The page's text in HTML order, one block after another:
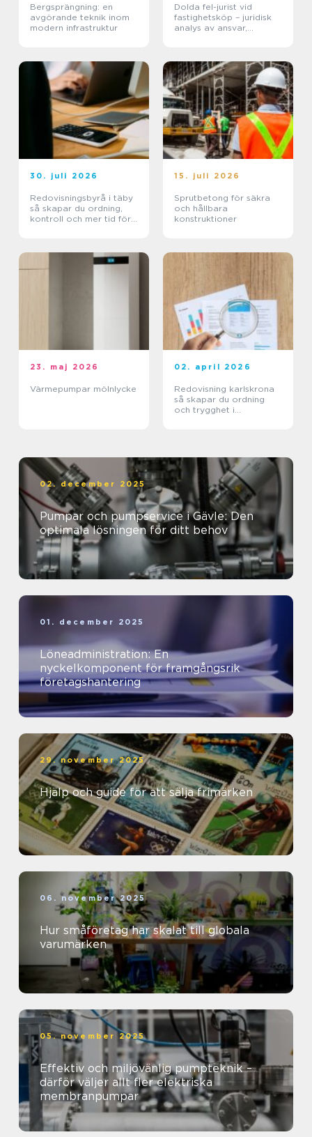
Bergsprängning: en
avgörande teknik inom
modern infrastruktur
Dolda fel-jurist vid
fastighetsköp – juridisk
analys av ansvar,
30. juli 2026
Redovisningsbyrå i täby
så skapar du ordning,
kontroll och mer tid för
15. juli 2026
Sprutbetong för säkra
och hållbara
konstruktioner
23. maj 2026
Värmepumpar mölnlycke
02. april 2026
Redovisning karlskrona
så skapar du ordning
och trygghet i
02. december 2025
Pumpar och pumpservice i Gävle: Den
optimala lösningen för ditt behov
01. december 2025
Löneadministration: En
nyckelkomponent för framgångsrik
företagshantering
29. november 2025
Hjälp och guide för att sälja frimärken
06. november 2025
Hur småföretag har skalat till globala
varumärken
05. november 2025
Effektiv och miljövänlig pumpteknik –
därför väljer allt fler elektriska
membranpumpar